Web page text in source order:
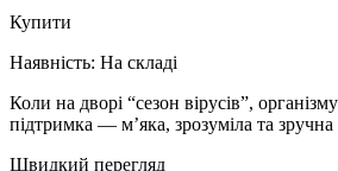
Купити
Наявність: На складі
Коли на дворі “сезон вірусів”,
підтримка — м’яка, зрозуміла та зручна
Швидкий перегляд